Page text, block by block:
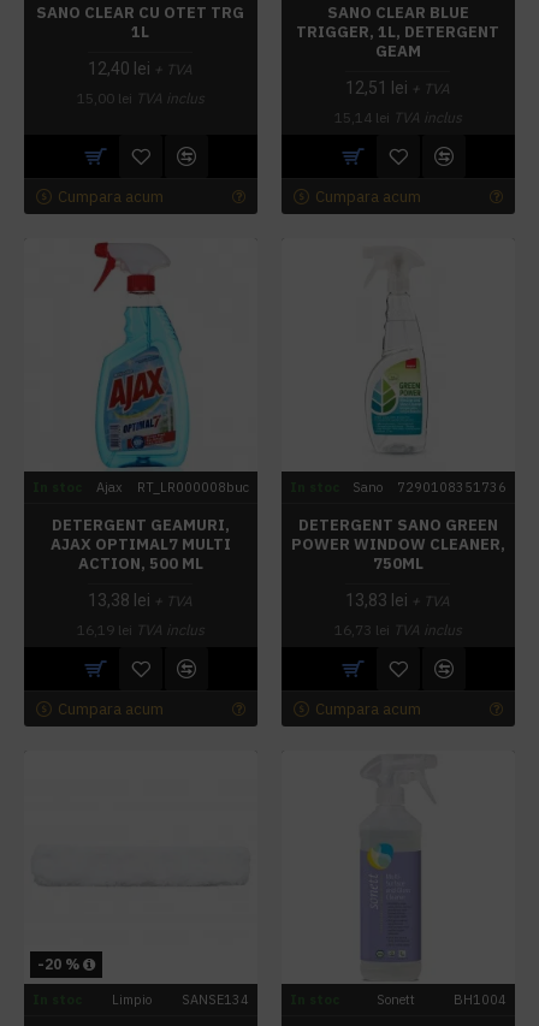
SANO CLEAR CU OTET TRG
1L
12,40 lei + TVA
15,00 lei TVA inclus
Cumpara acum
SANO CLEAR BLUE
TRIGGER, 1L, DETERGENT
GEAM
12,51 lei + TVA
15,14 lei TVA inclus
Cumpara acum
Ajax RT_LR000008buc
DETERGENT GEAMURI,
AJAX OPTIMAL7 MULTI
ACTION, 500 ML
13,38 lei + TVA
16,19 lei TVA inclus
Cumpara acum
Sano 7290108351736
DETERGENT SANO GREEN
POWER WINDOW CLEANER,
750ML
13,83 lei + TVA
16,73 lei TVA inclus
Cumpara acum
-20 %
Limpio SANSE134 Sonett BH1004